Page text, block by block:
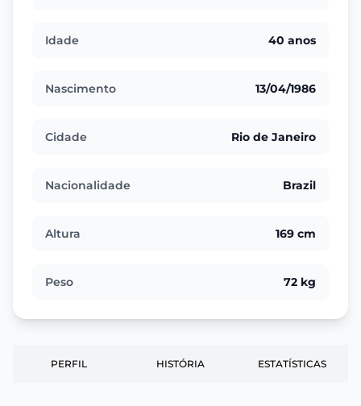
Idade 40 anos
Nascimento 13/04/1986
Cidade Rio de Janeiro
Nacionalidade Brazil
Altura 169 cm
Peso 72 kg
PERFIL HISTÓRIA ESTATÍSTICAS